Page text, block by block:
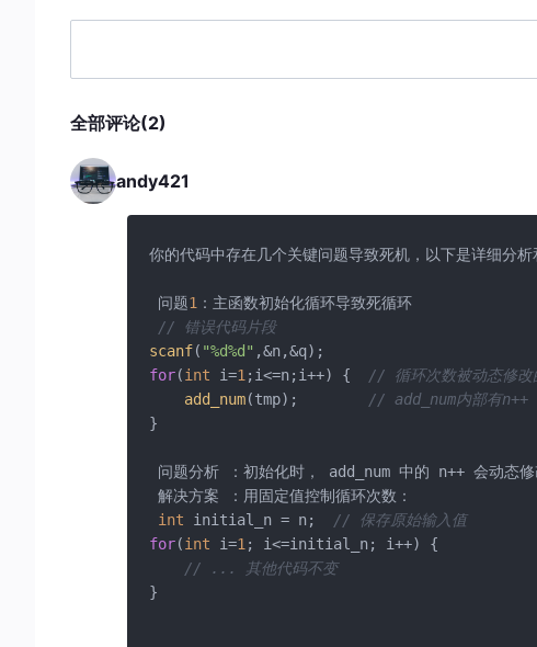
{
while
	{
	  ans+=c2[x];
return ans;
main()
scanf("%d%d",&n,&q);
for(int i= 1;i<=n;i++)
int
add_num(tmp);
add1(tong[tmp], 1);
if(tong[tmp]-1!=0) add1 (tong[tmp]
(tong[tmp],tong[tmp]);
if
全部评论(2)
andy421
你的代码中存在几个关键问题导致死机，以下是详细分
问题1 ：主函数初始化循环导致死循环
// 错误代码片段
scanf( "%d%d"
for(int i=1 ;i<=n;i++) {
// 循环次数被动态修改
add_num(tmp);
// add_num内部有n++
}
问题分析 ：初始化时， add_num 中的 n++ 会动态
解决方案 ：用固定值控制循环次数：
int initial_n = n;
// 保存原始输入值
for(int i=1 ; i<=initial_n; i++) {
// ... 其他代码不变
}